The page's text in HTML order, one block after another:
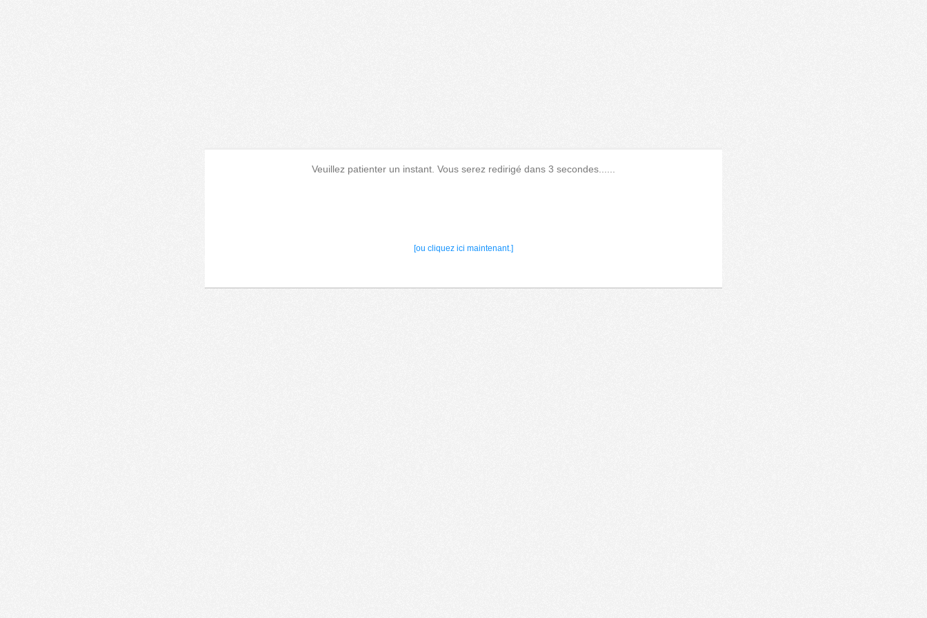
Veuillez patienter un instant. Vous serez redirigé dans 3 secondes......
[ou cliquez ici maintenant.]